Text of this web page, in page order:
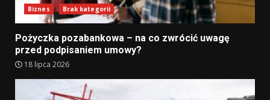
Biznes Brak kategorii
Pożyczka pozabankowa – na co zwrócić uwagę
przed podpisaniem umowy?
18 lipca 2026